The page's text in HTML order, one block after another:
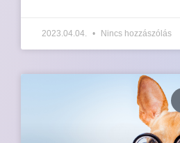
2023.04.04. Nincs hozzászólás